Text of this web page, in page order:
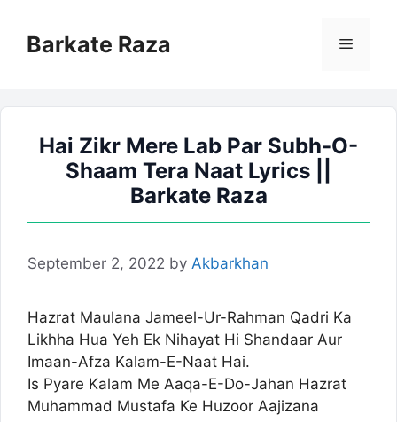
contentBarkate Raza Menu
Hai Zikr Mere Lab Par Subh-O-
Shaam Tera Naat Lyrics ||
Barkate Raza
September 2, 2022 by Akbarkhan
Hazrat Maulana Jameel-Ur-Rahman Qadri Ka
Likhha Hua Yeh Ek Nihayat Hi Shandaar Aur
Imaan-Afza Kalam-E-Naat Hai.
Is Pyare Kalam Me Aaqa-E-Do-Jahan Hazrat
Muhammad Mustafa Ke Huzoor Aajizana